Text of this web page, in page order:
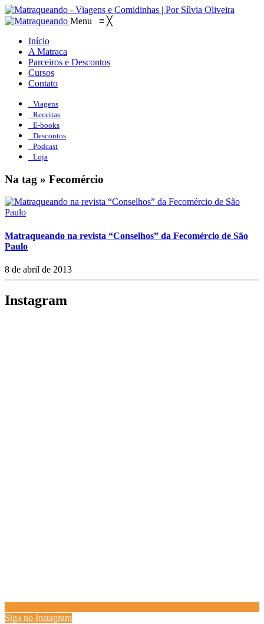
Menu ≡ ╳
Início
A Matraca
Parceiros e Descontos
Cursos
Contato
Viagens
Receitas
E-books
Descontos
Podcast
Loja
Na tag » Fecomércio
Matraqueando na revista “Conselhos” da Fecomércio de São
Paulo
8 de abril de 2013
Instagram
Siga no Instagram